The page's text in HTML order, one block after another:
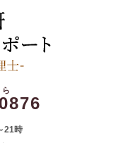
21時